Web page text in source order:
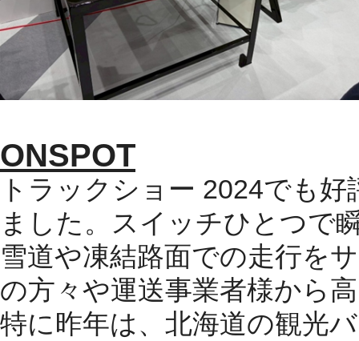
ONSPOT
トラックショー 2024でも
ました。スイッチひとつで
雪道や凍結路面での走行を
の方々や運送事業者様から
特に昨年は、北海道の観光